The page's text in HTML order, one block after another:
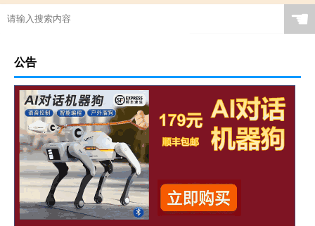
☚
公告